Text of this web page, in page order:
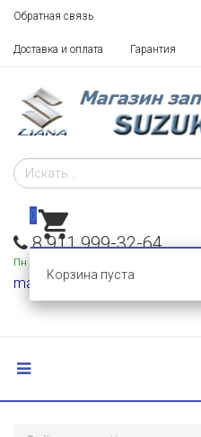
Обратная связь
Доставка и оплата Гарантия
8 911 999-32-64
Пн - Пт: 10 - 18,
mail@razborka-liana.ru
0
Корзина пуста